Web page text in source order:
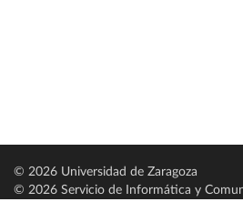
© 2026 Universidad de Zaragoza
© 2026 Servicio de Informática y